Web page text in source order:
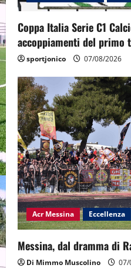
Coppa Italia Serie C1
accoppiamenti del primo
sportjonico 07/08/2026
Acr Messina Eccellenza
Messina, dal dramma di
Di Mimmo Muscolino 07/